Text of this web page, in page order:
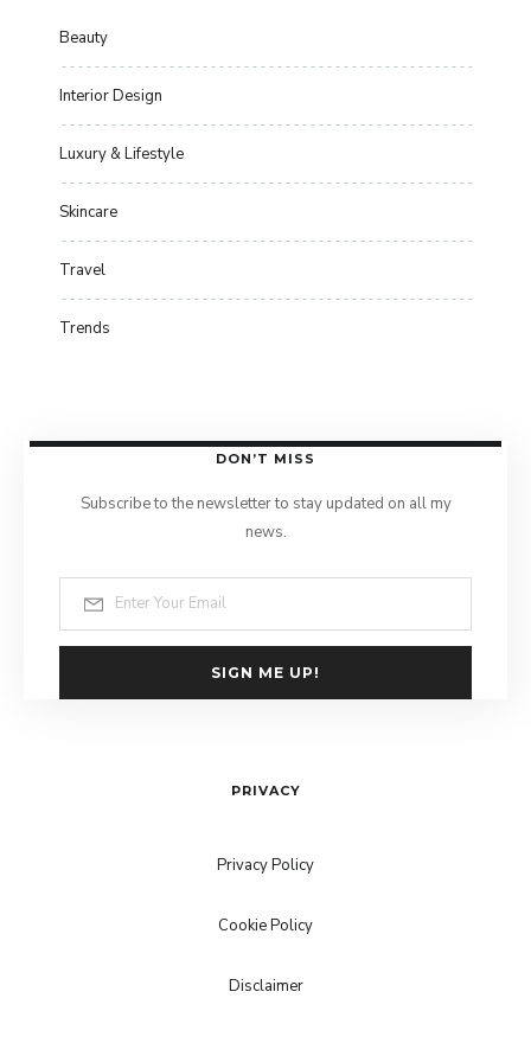
Beauty
Interior Design
Luxury & Lifestyle
Skincare
Travel
Trends
DON’T MISS
Subscribe to the newsletter to stay updated on all my
news.
SIGN ME UP!
PRIVACY
Privacy Policy
Cookie Policy
Disclaimer